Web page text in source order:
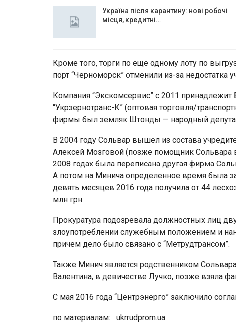
Україна після карантину: нові робочі
місця, кредитні…
Кроме того, торги по еще одному лоту по
порт “Черноморск” отменили из-за недостатка
Компания “Экскомсервис” с 2011
“Укрзернотранс-К” (оптовая торговля/
фирмы был земляк Штонды — народный
В 2004 году Сольвар вышел из состава
Алексей Мозговой (позже помощник Сольвара
2008 годах была переписана другая фирма
А потом на Минича определенное время была
девять месяцев 2016 года получила от 44
млн ​​грн.
Прокуратура подозревала должностных лиц
злоупотреблении служебным положением и
причем дело было связано с “Метрудтрансом”.
Также Минич является родственником
Валентина, в девичестве Лучко, позже взяла
С мая 2016 года “Центрэнерго” заключило
по материалам: ukrrudprom.ua